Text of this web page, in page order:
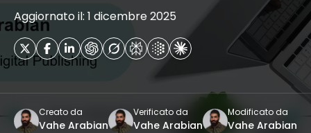
Aggiornato il: 1 dicembre 2025
Creato da
Vahe Arabian
Verificato da
Vahe Arabian
Modificato da
Vahe Arabian